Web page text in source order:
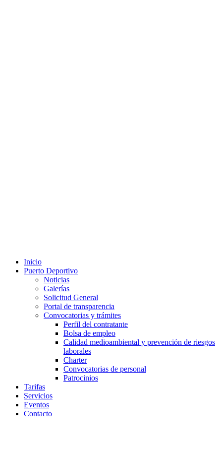
Inicio
Puerto Deportivo
Noticias
Galerías
Solicitud General
Portal de transparencia
Convocatorias y trámites
Perfil del contratante
Bolsa de empleo
Calidad medioambiental y prevención de riesgos
laborales
Charter
Convocatorias de personal
Patrocinios
Tarifas
Servicios
Eventos
Contacto